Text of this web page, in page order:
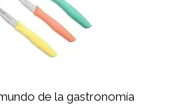
de la gastronomía